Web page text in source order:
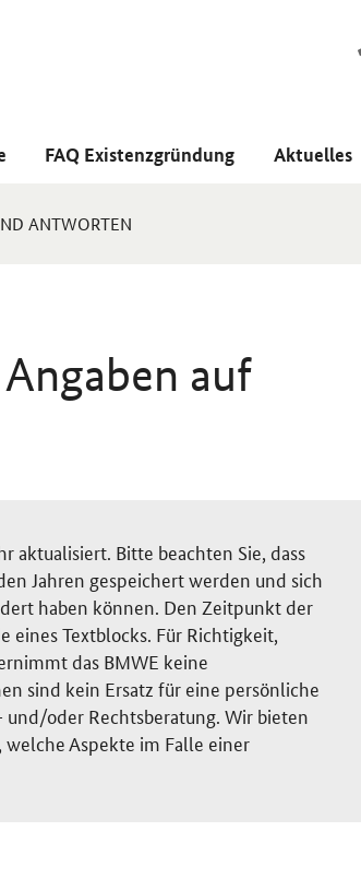
FAQ Existenzgründung Aktuelles
ANTWORTEN
auf
Bitte beachten Sie, dass
Jahren gespeichert werden und sich
haben können. Den Zeitpunkt der
eines Textblocks. Für Richtigkeit,
das BMWE keine
sind kein Ersatz für eine persönliche
oder Rechtsberatung. Wir bieten
Aspekte im Falle einer